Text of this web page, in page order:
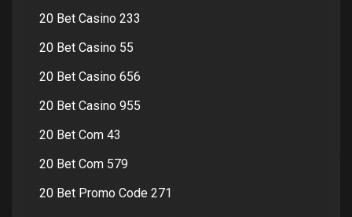
20 Bet Casino 233
20 Bet Casino 55
20 Bet Casino 656
20 Bet Casino 955
20 Bet Com 43
20 Bet Com 579
20 Bet Promo Code 271